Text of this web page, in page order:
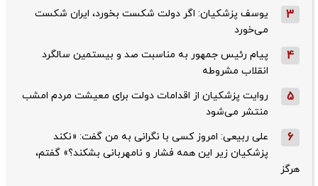
3
یوسف پزشکیان: اگر دولت شکست بخورد، ایران شکست
می‌خورد
4
پیام رئیس جمهور به مناسبت صد و بیستمین سالگرد
انقلاب مشروطه
5
روایت پزشکیان از اقدامات دولت برای معیشت مردم امشب
منتشر می‌شود
6
علی ربیعی: امروز کسی با نگرانی به من گفت: «نکند
پزشکیان زیر این همه فشار و نامهربانی بشکند؟» گفتم،
هرگز